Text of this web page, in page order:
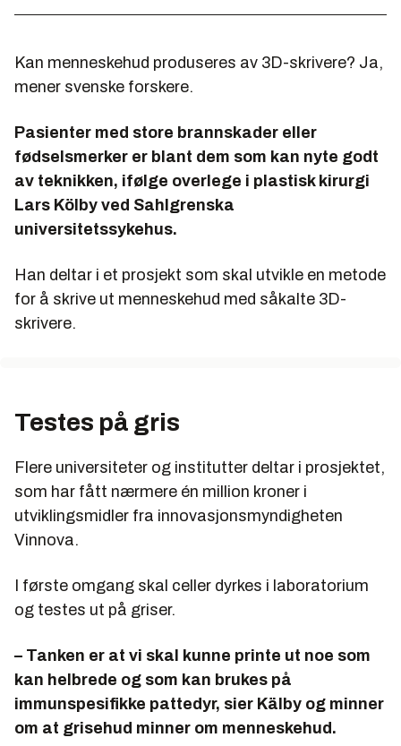
Kan menneskehud produseres av 3D-skrivere? Ja,
mener svenske forskere.
Pasienter med store brannskader eller
fødselsmerker er blant dem som kan nyte godt
av teknikken, ifølge overlege i plastisk kirurgi
Lars Kölby ved Sahlgrenska
universitetssykehus.
Han deltar i et prosjekt som skal utvikle en metode
for å skrive ut menneskehud med såkalte 3D-
skrivere.
Testes på gris
Flere universiteter og institutter deltar i prosjektet,
som har fått nærmere én million kroner i
utviklingsmidler fra innovasjonsmyndigheten
Vinnova.
I første omgang skal celler dyrkes i laboratorium
og testes ut på griser.
– Tanken er at vi skal kunne printe ut noe som
kan helbrede og som kan brukes på
immunspesifikke pattedyr, sier Kälby og minner
om at grisehud minner om menneskehud.